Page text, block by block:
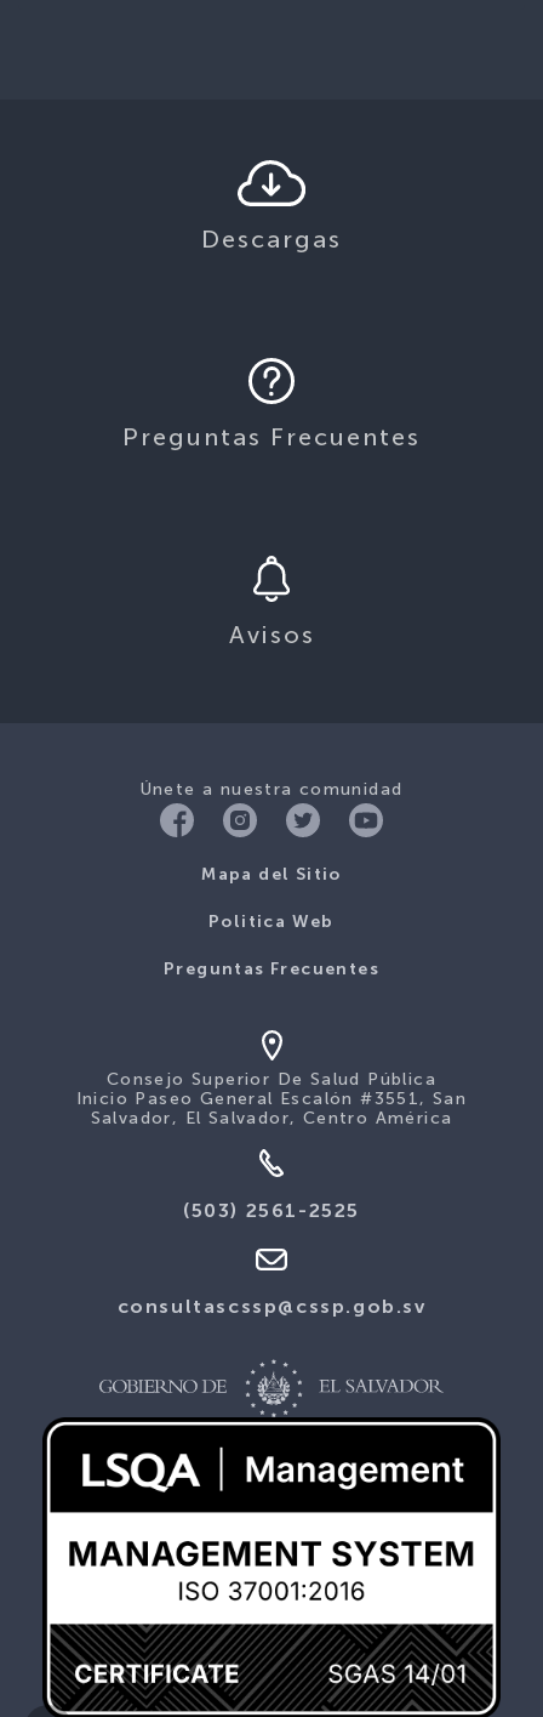
Descargas
Preguntas Frecuentes
Avisos
Únete a nuestra comunidad
Mapa del Sitio
Politica Web
Preguntas Frecuentes
Consejo Superior De Salud Pública
Inicio Paseo General Escalón #3551, San
Salvador, El Salvador, Centro América
(503) 2561-2525
consultascssp@cssp.gob.sv